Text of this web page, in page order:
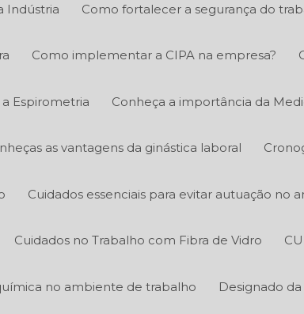
Indústria Como fortalecer a segurança do
Como implementar a CIPA na empresa?
Espirometria Conheça a importância da
as vantagens da ginástica laboral
Cuidados essenciais para evitar autuação no
Cuidados no Trabalho com Fibra de Vidro
no ambiente de trabalho Designado